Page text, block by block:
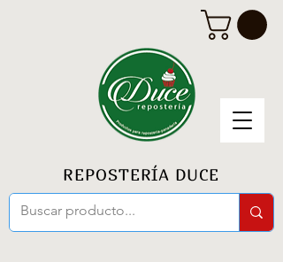
REPOSTERÍA DUCE